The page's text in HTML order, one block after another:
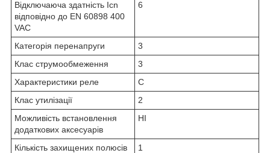
Відключаюча здатність Icn
відповідно до EN 60898 400
VAC
6
Категорія перенапруги
3
Клас струмообмеження
3
Характеристики реле
C
Клас утилізації
2
Можливість встановлення
додаткових аксесуарів
НІ
Кількість захищених полюсів
1